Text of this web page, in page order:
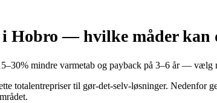
Hobro — hvilke måder kan
mindre varmetab og payback på 3–6 år — vælg
totalentrepriser til gør‑det‑selv‑løsninger. Nedenfor